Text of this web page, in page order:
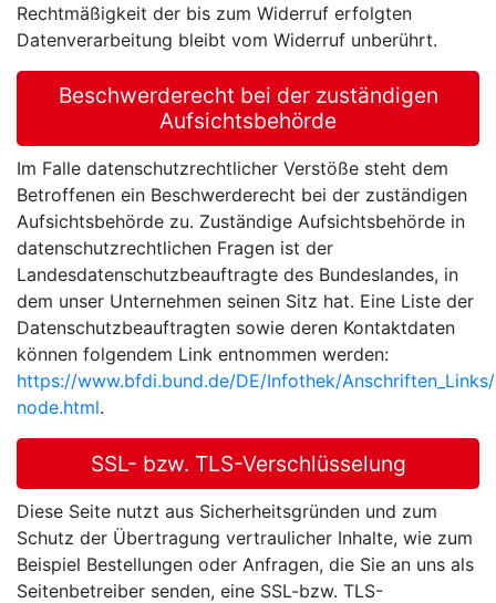
Rechtmäßigkeit der bis zum Widerruf erfolgten
Datenverarbeitung bleibt vom Widerruf unberührt.
Beschwerderecht bei der zuständigen
Aufsichtsbehörde
Im Falle datenschutzrechtlicher Verstöße steht dem
Betroffenen ein Beschwerderecht bei der zuständigen
Aufsichtsbehörde zu. Zuständige Aufsichtsbehörde in
datenschutzrechtlichen Fragen ist der
Landesdatenschutzbeauftragte des Bundeslandes, in
dem unser Unternehmen seinen Sitz hat. Eine Liste der
Datenschutzbeauftragten sowie deren Kontaktdaten
können folgendem Link entnommen werden:
https://www.bfdi.bund.de/DE/Infothek/
node.html.
SSL- bzw. TLS-Verschlüsselung
Diese Seite nutzt aus Sicherheitsgründen und zum
Schutz der Übertragung vertraulicher Inhalte, wie zum
Beispiel Bestellungen oder Anfragen, die Sie an uns als
Seitenbetreiber senden, eine SSL-bzw. TLS-